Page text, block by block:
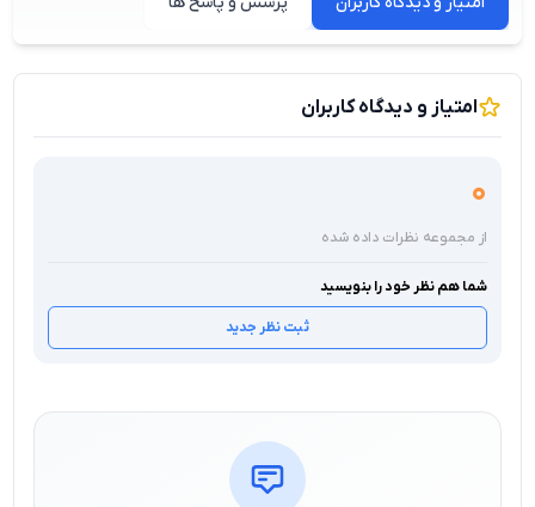
امتیاز و دیدگاه کاربران
0
از مجموعه نظرات داده شده
شما هم نظر خود را بنویسید
ثبت نظر جدید